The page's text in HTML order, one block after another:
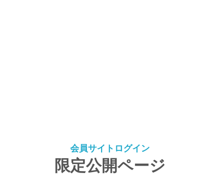
会員サイトログイン
限定公開ページ